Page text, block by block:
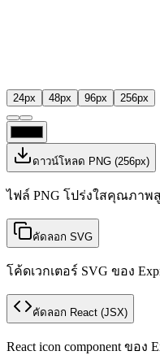
24px 48px 96px 256px
ดาวน์โหลด PNG (256px)
ไฟล์ PNG โปร่งใสคุณภาพ
คัดลอก SVG
โค้ดเวกเตอร์ SVG ของ
คัดลอก React (JSX)
React icon component ขอ